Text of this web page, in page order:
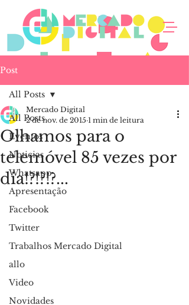
Post
All Posts
Eventos
Noticias
Whatsapp
Apresentação
Facebook
Twitter
Trabalhos Mercado Digital
allo
Video
Novidades
All Posts
Olhamos para o
telemóvel 85 vezes por
dia!?!?!?...
Mercado Digital
2 de nov. de 2015 1 min de leitura